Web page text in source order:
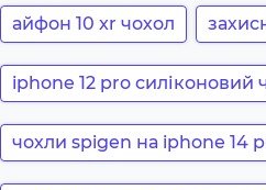
айфон 10 xr чохол
iphone 12 pro силіконовий
чохли spigen на iphone 14